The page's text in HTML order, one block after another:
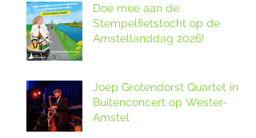
Doe mee aan de
Stempelfietstocht op de
Amstellanddag 2026!
Joep Grotendorst Quartet in
Buitenconcert op Wester-
Amstel